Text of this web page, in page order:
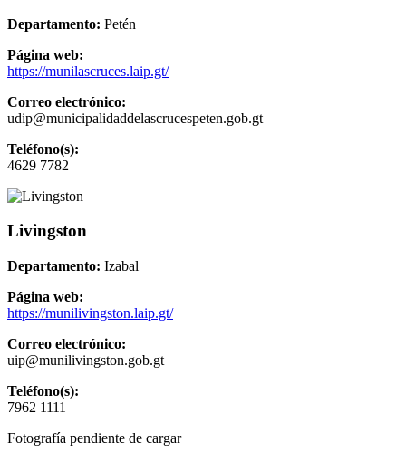
Departamento: Petén
Página web:
https://munilascruces.laip.gt/
Correo electrónico:
udip@municipalidaddelascrucespeten.gob.gt
Teléfono(s):
4629 7782
Livingston
Departamento: Izabal
Página web:
https://munilivingston.laip.gt/
Correo electrónico:
uip@munilivingston.gob.gt
Teléfono(s):
7962 1111
Fotografía pendiente de cargar